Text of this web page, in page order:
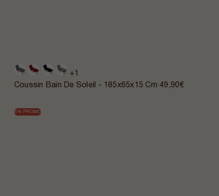
+1
Coussin Bain De Soleil - 185x65x15 Cm49,90€
EN PROMO